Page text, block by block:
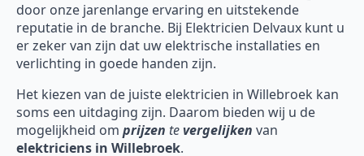
door onze jarenlange ervaring en uitstekende
reputatie in de branche. Bij Elektricien Delvaux kunt u
er zeker van zijn dat uw elektrische installaties en
verlichting in goede handen zijn.
Het kiezen van de juiste elektricien in Willebroek kan
soms een uitdaging zijn. Daarom bieden wij u de
mogelijkheid om prijzen tevergelijken van
elektriciens in Willebroek.